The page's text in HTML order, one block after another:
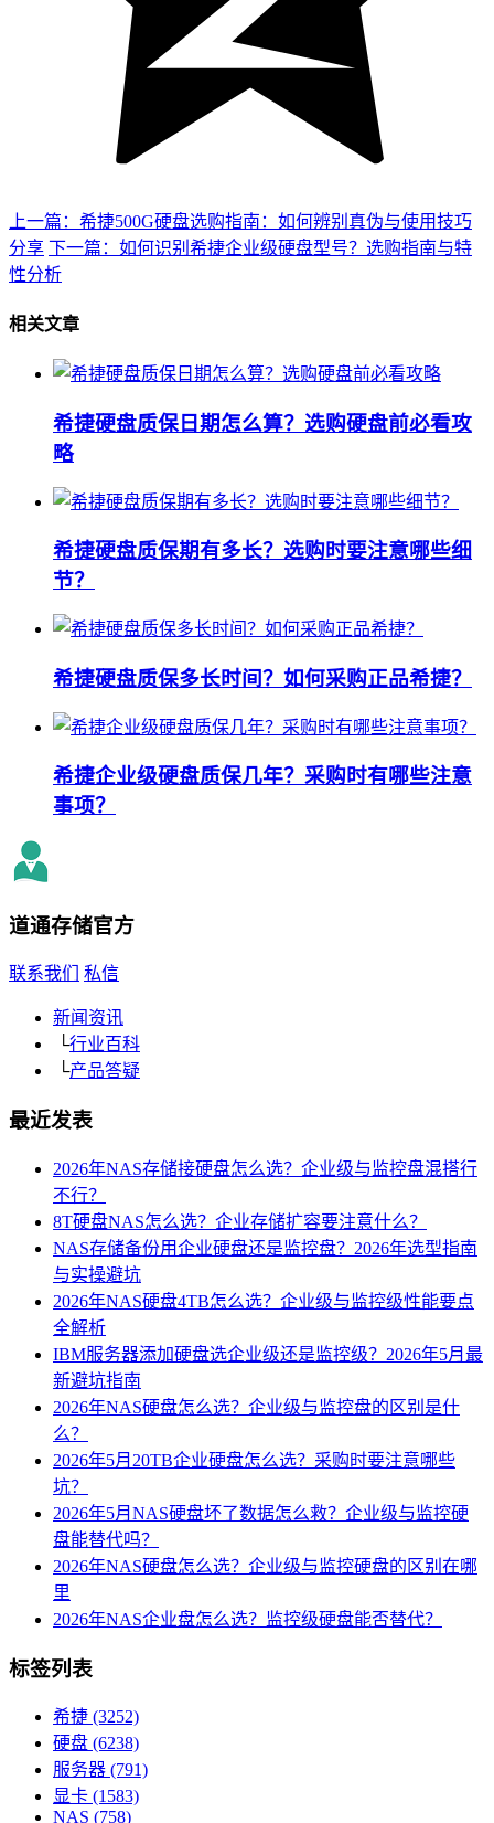
上一篇：希捷500G硬盘选购指南：如何辨别真伪与使用技巧
分享 下一篇：如何识别希捷企业级硬盘型号？选购指南与特
性分析
相关文章
希捷硬盘质保日期怎么算？选购硬盘前必看攻
略
希捷硬盘质保期有多长？选购时要注意哪些细
节？
希捷硬盘质保多长时间？如何采购正品希捷？
希捷企业级硬盘质保几年？采购时有哪些注意
事项？
道通存储官方
联系我们 私信
新闻资讯
└行业百科
└产品答疑
最近发表
2026年NAS存储接硬盘怎么选？企业级与监控盘混搭行
不行？
8T硬盘NAS怎么选？企业存储扩容要注意什么？
NAS存储备份用企业硬盘还是监控盘？2026年选型指南
与实操避坑
2026年NAS硬盘4TB怎么选？企业级与监控级性能要点
全解析
IBM服务器添加硬盘选企业级还是监控级？2026年5月最
新避坑指南
2026年NAS硬盘怎么选？企业级与监控盘的区别是什
么？
2026年5月20TB企业硬盘怎么选？采购时要注意哪些
坑？
2026年5月NAS硬盘坏了数据怎么救？企业级与监控硬
盘能替代吗？
2026年NAS硬盘怎么选？企业级与监控硬盘的区别在哪
里
2026年NAS企业盘怎么选？监控级硬盘能否替代？
标签列表
希捷 (3252)
硬盘 (6238)
服务器 (791)
显卡 (1583)
NAS (758)